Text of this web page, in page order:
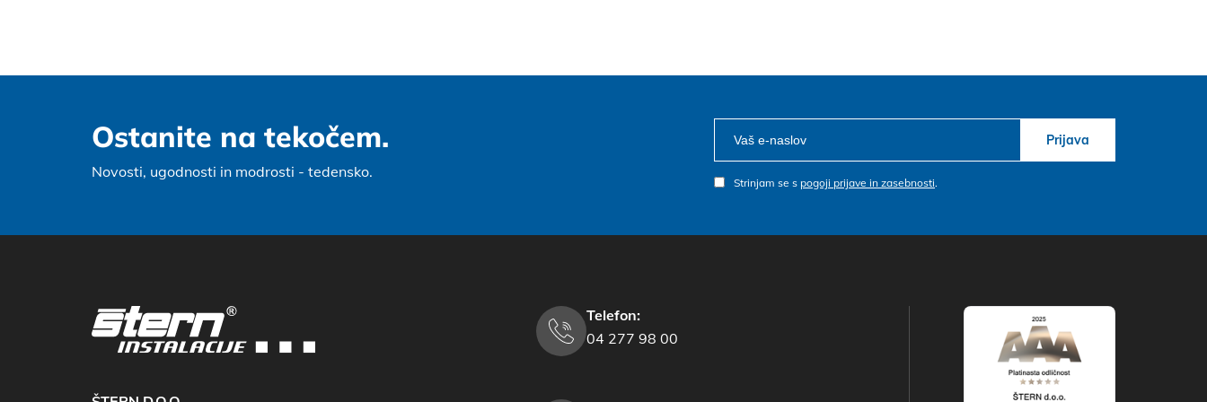
Ostanite na tekočem.
Novosti, ugodnosti in modrosti - tedensko.
Prijava
Strinjam se s pogoji prijave in zasebnosti.
Telefon:
04 277 98 00